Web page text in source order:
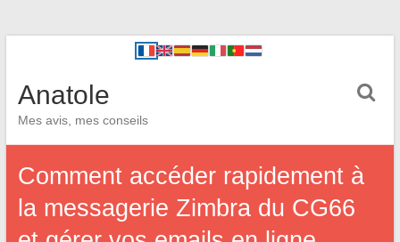
Anatole
Mes avis, mes conseils
Comment accéder rapidement à
la messagerie Zimbra du CG66